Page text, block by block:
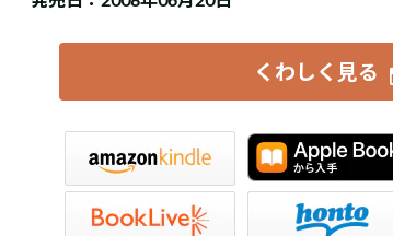
くわしく見る
楽天Kobo
紀伊國屋書店Kinoppy